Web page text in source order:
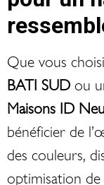
Que vous
BATI SUD ou
Maisons ID
bénéficier de
des couleurs,
optimisation